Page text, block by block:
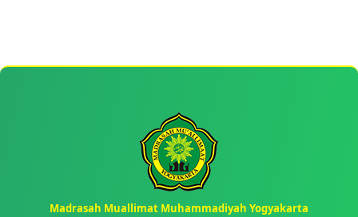
Madrasah Muallimat Muhammadiyah Yogyakarta